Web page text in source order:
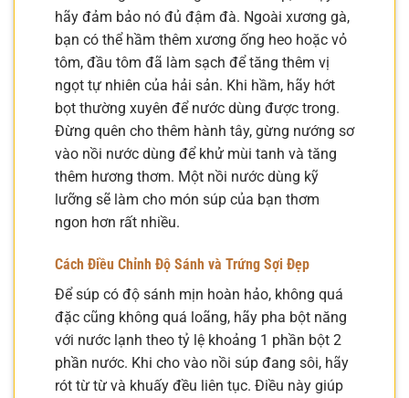
hãy đảm bảo nó đủ đậm đà. Ngoài xương gà,
bạn có thể hầm thêm xương ống heo hoặc vỏ
tôm, đầu tôm đã làm sạch để tăng thêm vị
ngọt tự nhiên của hải sản. Khi hầm, hãy hớt
bọt thường xuyên để nước dùng được trong.
Đừng quên cho thêm hành tây, gừng nướng sơ
vào nồi nước dùng để khử mùi tanh và tăng
thêm hương thơm. Một nồi nước dùng kỹ
lưỡng sẽ làm cho món súp của bạn thơm
ngon hơn rất nhiều.
Cách Điều Chỉnh Độ Sánh và Trứng Sợi Đẹp
Để súp có độ sánh mịn hoàn hảo, không quá
đặc cũng không quá loãng, hãy pha bột năng
với nước lạnh theo tỷ lệ khoảng 1 phần bột 2
phần nước. Khi cho vào nồi súp đang sôi, hãy
rót từ từ và khuấy đều liên tục. Điều này giúp